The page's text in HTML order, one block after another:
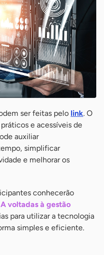
ser feitas pelo link. O
e acessíveis de
auxiliar
simplificar
e melhorar os
conhecerão
voltadas à gestão
para utilizar a tecnologia
simples e eficiente.